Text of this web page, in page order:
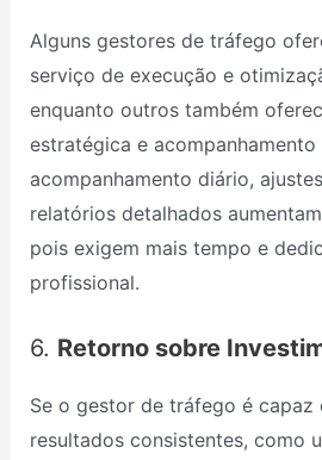
Alguns gestores de tráfego
serviço de execução e
enquanto outros também
estratégica e acompanhamento
acompanhamento diário,
relatórios detalhados
pois exigem mais tempo e
profissional.
6. Retorno sobre
Se o gestor de tráfego é capaz
resultados consistentes, como